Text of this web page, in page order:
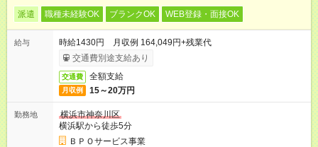
派遣 職種未経験OK ブランクOK WEB登録・面接OK
給与
時給1430円 月収例 164,049円+残業代
交通費別途支給あり
交通費 全額支給
月収例 15～20万円
勤務地
横浜市神奈川区
横浜駅から徒歩5分
ＢＰＯサービス事業